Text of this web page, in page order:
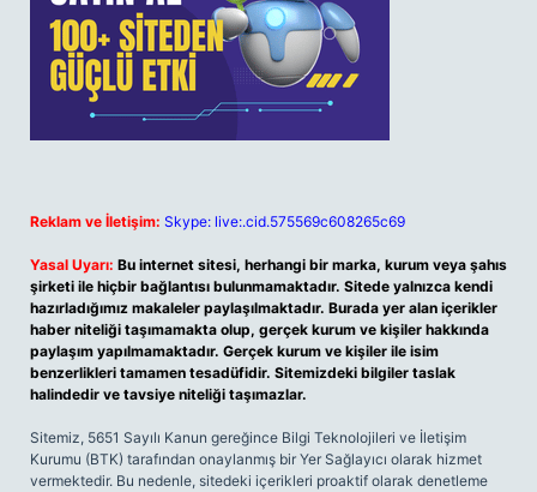
Reklam ve İletişim: Skype: live:.cid.575569c608265c69
Yasal Uyarı: Bu internet sitesi, herhangi bir marka, kurum veya şahıs
şirketi ile hiçbir bağlantısı bulunmamaktadır. Sitede yalnızca kendi
hazırladığımız makaleler paylaşılmaktadır. Burada yer alan içerikler
haber niteliği taşımamakta olup, gerçek kurum ve kişiler hakkında
paylaşım yapılmamaktadır. Gerçek kurum ve kişiler ile isim
benzerlikleri tamamen tesadüfidir. Sitemizdeki bilgiler taslak
halindedir ve tavsiye niteliği taşımazlar.
Sitemiz, 5651 Sayılı Kanun gereğince Bilgi Teknolojileri ve İletişim
Kurumu (BTK) tarafından onaylanmış bir Yer Sağlayıcı olarak hizmet
vermektedir. Bu nedenle, sitedeki içerikleri proaktif olarak denetleme